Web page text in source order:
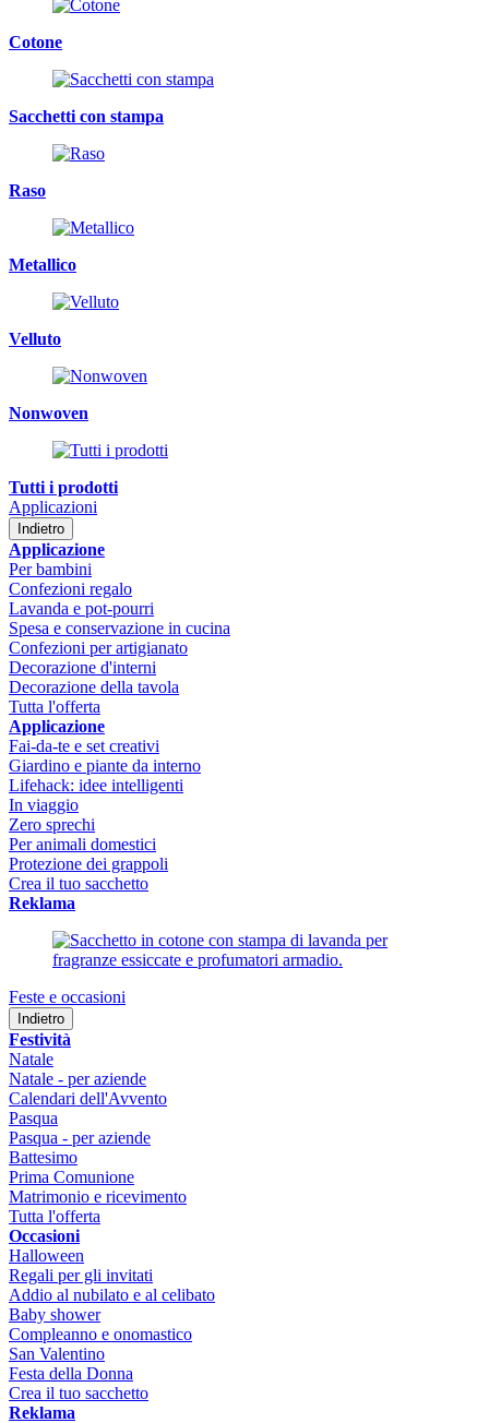
Cotone
Sacchetti con stampa
Raso
Metallico
Velluto
Nonwoven
Tutti i prodotti
Applicazioni
Indietro
Applicazione
Per bambini
Confezioni regalo
Lavanda e pot-pourri
Spesa e conservazione in cucina
Confezioni per artigianato
Decorazione d'interni
Decorazione della tavola
Tutta l'offerta
Applicazione
Fai-da-te e set creativi
Giardino e piante da interno
Lifehack: idee intelligenti
In viaggio
Zero sprechi
Per animali domestici
Protezione dei grappoli
Crea il tuo sacchetto
Reklama
Feste e occasioni
Indietro
Festività
Natale
Natale - per aziende
Calendari dell'Avvento
Pasqua
Pasqua - per aziende
Battesimo
Prima Comunione
Matrimonio e ricevimento
Tutta l'offerta
Occasioni
Halloween
Regali per gli invitati
Addio al nubilato e al celibato
Baby shower
Compleanno e onomastico
San Valentino
Festa della Donna
Crea il tuo sacchetto
Reklama